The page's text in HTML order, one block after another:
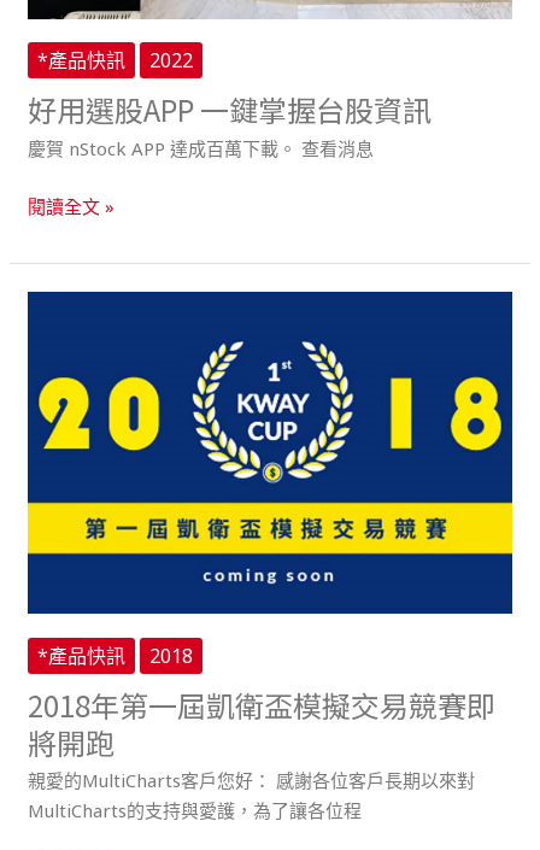
*產品快訊 2022
好用選股APP 一鍵掌握台股資訊
慶賀 nStock APP 達成百萬下載。 查看消息
資
訊
閱讀全文 »
*產品快訊 2018
2018年第一屆凱衛盃模擬交易競賽即
將開跑
親愛的MultiCharts客戶您好： 感謝各位客戶長期以來對
MultiCharts的支持與愛護，為了讓各位程
一
屆
凱
易
競
賽
即
將
開
跑